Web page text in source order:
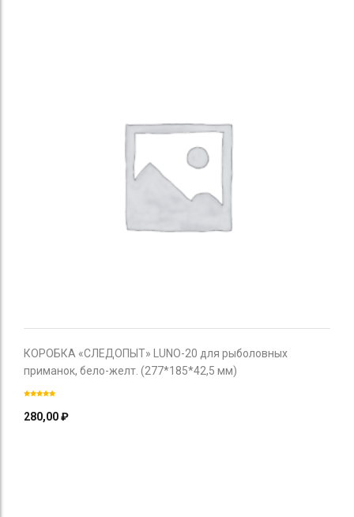
КОРОБКА «СЛЕДОПЫТ» LUNO-20 для рыболовных
приманок, бело-желт. (277*185*42,5 мм)
280,00₽